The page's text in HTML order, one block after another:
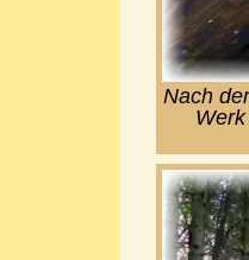
Nach